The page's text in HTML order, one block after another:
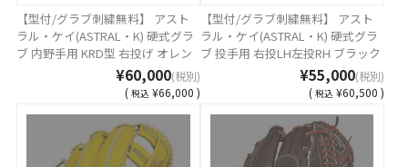
【型付/グラブ刺繍無料】 アスト
ラル・ケイ(ASTRAL・K) 硬式グラ
ブ 内野手用 KRD型 右投げ オレン
ジ MADE IN TSURUGA JAPAN AST-
KRD-26OR1 [ 型付け無料 硬式グラ
ブ刺繍2ヶ所無料(単色のみ)※縁取
り・影付きの場合、1ヶ所+3300円
¥60,000(税別)
( 税込 ¥66,000 )
【型付/グラブ刺繍無料】 アスト
ラル・ケイ(ASTRAL・K) 硬式グラ
ブ 投手用 右投LH左投RH ブラック
リガーレバック MADE IN
TSURUGA JAPAN AST-LG1K-BKT [
型付け無料 硬式グラブ刺繍2ヶ所
無料(単色のみ)※縁取り・影付き
の場合、1ヶ所+3300円(税込)]
¥55,000(税別)
( 税込 ¥60,500 )